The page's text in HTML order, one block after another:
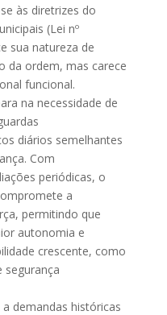
às diretrizes do
(Lei nº
sua natureza de
da ordem, mas carece
funcional.
na necessidade de
diários semelhantes
Com
periódicas, o
a
permitindo que
autonomia e
crescente, como
segurança
demandas históricas